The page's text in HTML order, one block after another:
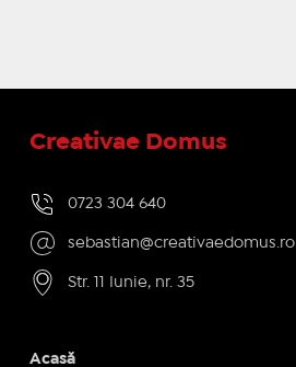
Creativae Domus
0723 304 640
sebastian@creativaedomus.ro
Str. 11 Iunie, nr. 35
Acasă